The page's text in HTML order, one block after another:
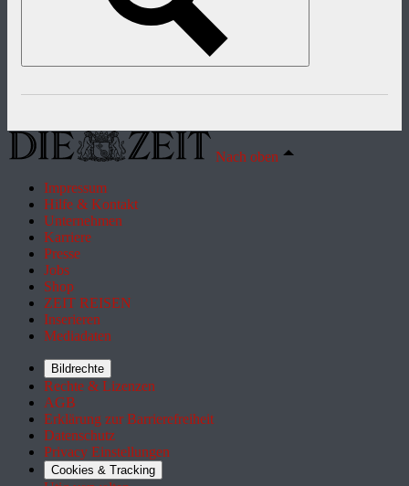
Nach oben
Impressum
Hilfe & Kontakt
Unternehmen
Karriere
Presse
Jobs
Shop
ZEIT REISEN
Inserieren
Mediadaten
Bildrechte
Rechte & Lizenzen
AGB
Erklärung zur Barrierefreiheit
Datenschutz
Privacy Einstellungen
Cookies & Tracking